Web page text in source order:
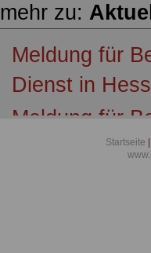
mehr zu:
Meldung für
Dienst in
Meldung für
Dienst inStartseite